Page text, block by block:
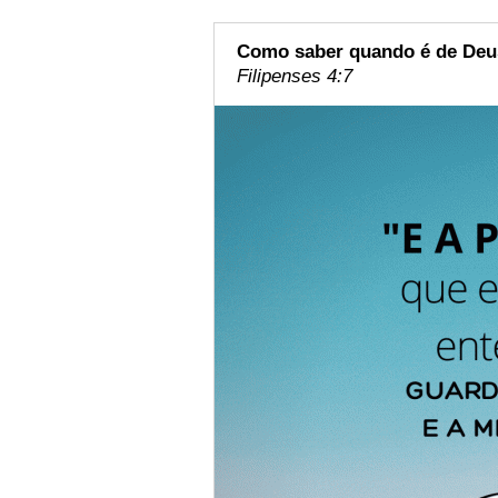
Como saber quando é de
Filipenses 4:7